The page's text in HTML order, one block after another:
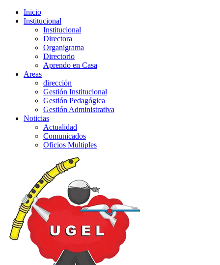
Inicio
Institucional
Institucional
Directora
Organigrama
Directorio
Aprendo en Casa
Areas
dirección
Gestión Institucional
Gestión Pedagógica
Gestión Administrativa
Noticias
Actualidad
Comunicados
Oficios Multiples